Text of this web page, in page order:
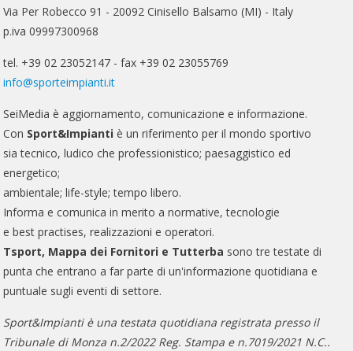
Via Per Robecco 91 - 20092 Cinisello Balsamo (MI) - Italy
p.iva 09997300968
tel. +39 02 23052147 - fax +39 02 23055769
info@sporteimpianti.it
SeiMedia è aggiornamento, comunicazione e informazione.
Con Sport&Impianti è un riferimento per il mondo sportivo
sia tecnico, ludico che professionistico; paesaggistico ed
energetico;
ambientale; life-style; tempo libero.
Informa e comunica in merito a normative, tecnologie
e best practises, realizzazioni e operatori.
Tsport, Mappa dei Fornitori e Tutterba sono tre testate di
punta che entrano a far parte di un'informazione quotidiana e
puntuale sugli eventi di settore.
Sport&Impianti è una testata quotidiana registrata presso il
Tribunale di Monza n.2/2022 Reg. Stampa e n.7019/2021 N.C..